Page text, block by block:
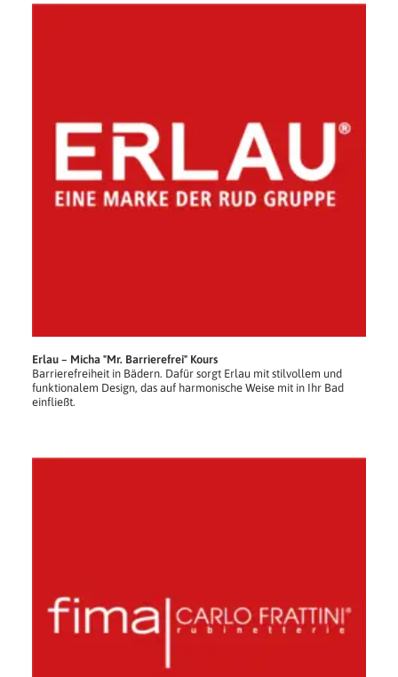
Erlau – Micha "Mr. Barrierefrei" Kours
Barrierefreiheit in Bädern. Dafür sorgt Erlau mit stilvollem und
funktionalem Design, das auf harmonische Weise mit in Ihr Bad
einfließt.